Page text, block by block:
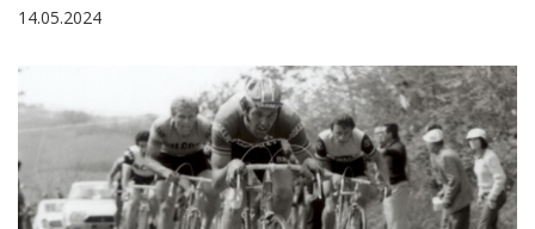
14.05.2024